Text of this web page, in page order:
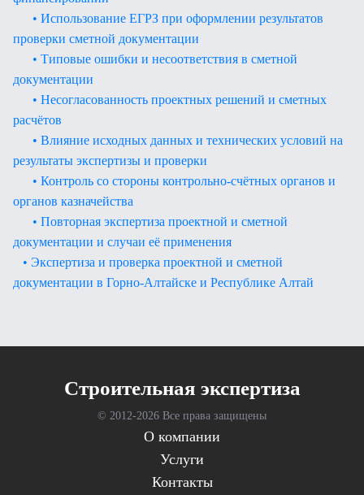
• Использование ЕГРЗ при оформлении результатов
проверки сметной документации
• Типовые ошибки и несоответствия в сметной
документации
• Несогласованность проектных решений и сметных
расчётов
• Влияние исходных данных и технических условий на
результаты экспертизы и проверки
• Контроль со стороны контрольно-счётных органов и
органов казначейства
• Повторная экспертиза проектной и сметной
документации и случаи её применения
• Экспертиза и проверка проектной и сметной
документации в Горно-Алтайске и Республике Алтай
Cтроительная экспертиза
© 2012-2026 Все права защищены
О компании
Услуги
Контакты